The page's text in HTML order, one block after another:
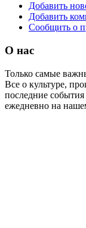
Добавить
Добавить
Сообщить о
О нас
Только самые
Все о культуре,
последние
ежедневно на